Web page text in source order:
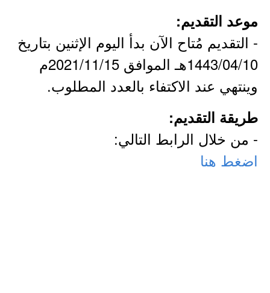
موعد التقديم:
- التقديم مُتاح الآن بدأ اليوم الإثنين بتاريخ
1443/04/10هـ الموافق 2021/11/15م
وينتهي عند الاكتفاء بالعدد المطلوب.
طريقة التقديم:
- من خلال الرابط التالي:
اضغط هنا